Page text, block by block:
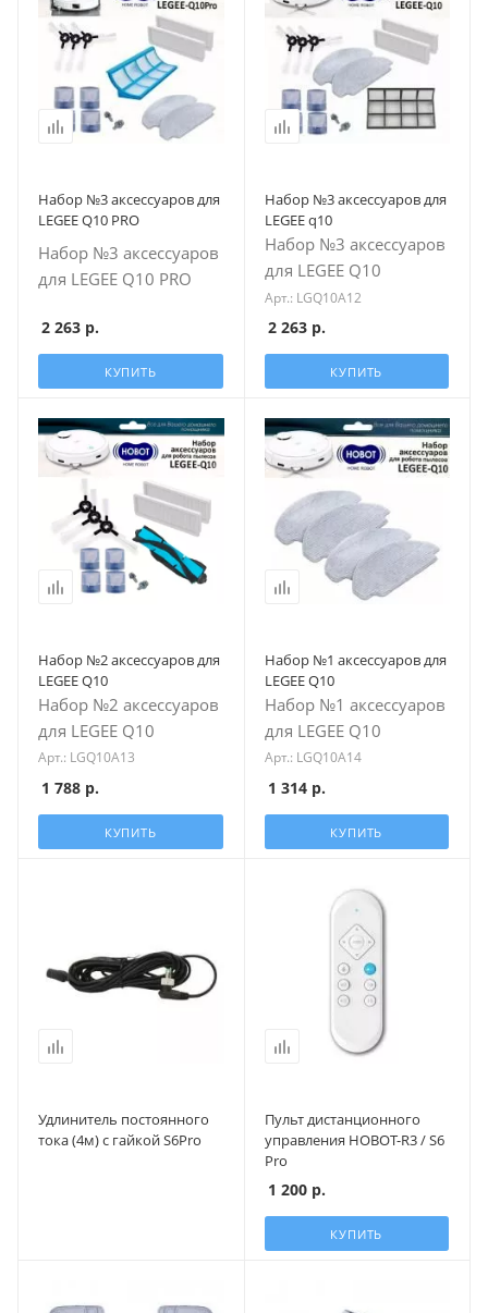
Набор №3 аксессуаров для
LEGEE Q10 PRO
Набор №3 аксессуаров
для LEGEE Q10 PRO
2 263 р.
КУПИТЬ
Набор №3 аксессуаров для
LEGEE q10
Набор №3 аксессуаров
для LEGEE Q10
Арт.: LGQ10A12
2 263р.
КУПИТЬ
Набор №2 аксессуаров для
LEGEE Q10
Набор №2 аксессуаров
для LEGEE Q10
Арт.: LGQ10A13
1 788 р.
КУПИТЬ
Набор №1 аксессуаров для
LEGEE Q10
Набор №1 аксессуаров
для LEGEE Q10
Арт.: LGQ10A14
1 314р.
КУПИТЬ
Удлинитель постоянного
тока (4м) c гайкой S6Pro
Пульт дистанционного
управления HOBOT-R3 / S6
Pro
1 200р.
КУПИТЬ